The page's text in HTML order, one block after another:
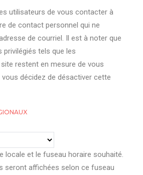
utilisateurs de vous contacter à
de contact personnel qui ne
de courriel. Il est à noter que
tels que les
restent en mesure de vous
décidez de désactiver cette
locale et le fuseau horaire souhaité.
seront affichées selon ce fuseau